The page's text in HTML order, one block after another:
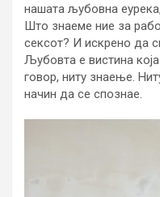
нашата љубовна
Што знаеме ние за
сексот? И искрено да
Љубовта е вистина
говор, ниту знаење.
начин да се спознае.